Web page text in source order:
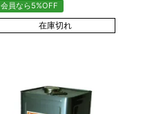
会員なら5%OFF
在庫切れ